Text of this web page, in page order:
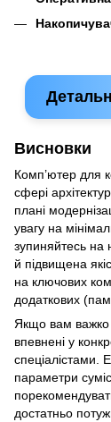
Висновки
Комп’ютер для
сфері
плані
увагу на
зупиняйтесь на
й підвищена
на ключових
додаткових
Якщо вам важко
впевнені у
спеціалістами.
параметри
достатньо